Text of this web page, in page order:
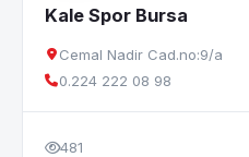
Kale Spor Bursa
Cemal Nadir Cad.no:9/a
0.224 222 08 98
481